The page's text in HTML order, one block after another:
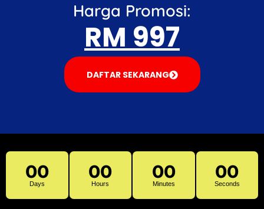
Harga Promosi:
RM 997
DAFTAR SEKARANG
00
Days
00
Hours
00
Minutes
00
Seconds